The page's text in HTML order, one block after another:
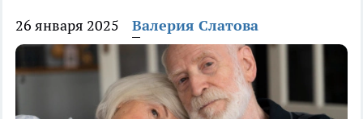
26 января 2025 Валерия Слатова